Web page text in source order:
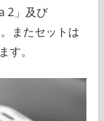
2」及び
またセットは
。